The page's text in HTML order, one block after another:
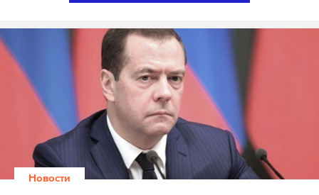
«самыми влиятельными и богатыми людьми в
России», а также выражает надежду, что конкурс
поспособствует сближению Российской
Федерации с Соединенными Штатами.
Подпишитесь на Daily Storm в MAX. Он
работает там, где тормозит интернет.
А еще мы есть вTelegram,ДзениVK.
Новости